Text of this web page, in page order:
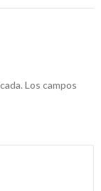
Los campos